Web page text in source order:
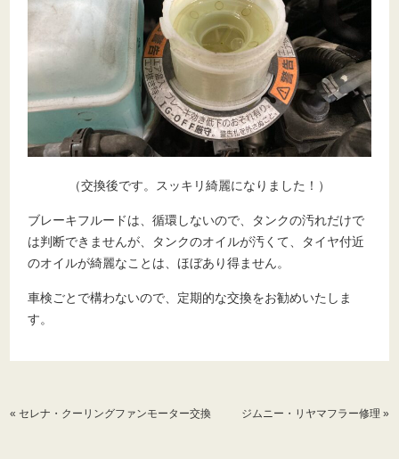
（交換後です。スッキリ綺麗になりました！）
ブレーキフルードは、循環しないので、タンクの汚れだけで
は判断できませんが、タンクのオイルが汚くて、タイヤ付近
のオイルが綺麗なことは、ほぼあり得ません。
車検ごとで構わないので、定期的な交換をお勧めいたしま
す。
« セレナ・クーリングファンモーター交換 ジムニー・リヤマフラー修理 »